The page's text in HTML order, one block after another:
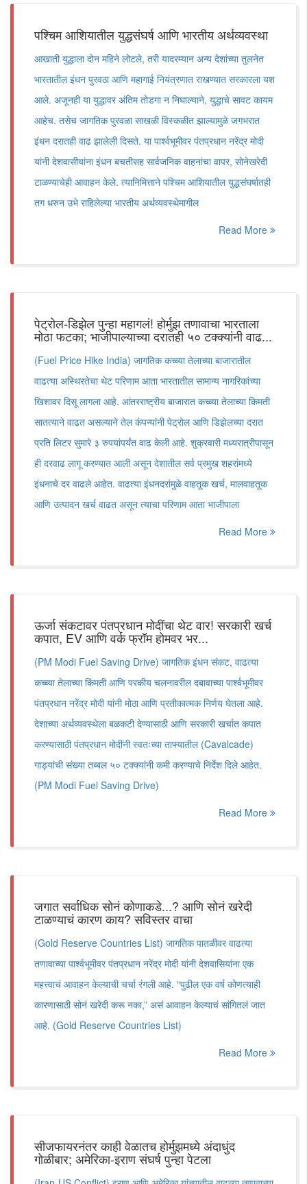
पश्चिम आशियातील युद्धसंघर्ष आणि भारतीय अर्थव्यवस्था
आखाती युद्धाला दोन महिने लोटले, तरी यादरम्यान अन्य देशांच्या तुलनेत
भारतातील इंधन पुरवठा आणि महागाई नियंत्रणात राखण्यात सरकारला यश
आले. अजूनही या युद्धावर अंतिम तोडगा न निघाल्याने, युद्धाचे सावट कायम
आहेच. तसेच जागतिक पुरवळा साखळी विस्कळीत झाल्यामुळे जगभरात
इंधन दरातही वाढ झालेली दिसते. या पार्श्वभूमीवर पंतप्रधान नरेंद्र मोदी
यांनी देशवासीयांना इंधन बचतीसह सार्वजनिक वाहनांचा वापर, सोनेखरेदी
टाळण्याचेही आवाहन केले. त्यानिमित्ताने पश्चिम आशियातील युद्धसंघर्षातही
तग धरुन उभे राहिलेल्या भारतीय अर्थव्यवस्थेमागील
Read More
पेट्रोल-डिझेल पुन्हा महागलं! होर्मुझ तणावाचा भारताला
मोठा फटका; भाजीपाल्याच्या दरातही ५० टक्क्यांनी वाढ...
(Fuel Price Hike India) जागतिक कच्च्या तेलाच्या बाजारातील
वाढत्या अस्थिरतेचा थेट परिणाम आता भारतातील सामान्य नागरिकांच्या
खिशावर दिसू लागला आहे. आंतरराष्ट्रीय बाजारात कच्च्या तेलाच्या किमती
सातत्याने वाढत असल्याने तेल कंपन्यांनी पेट्रोल आणि डिझेलच्या दरात
प्रति लिटर सुमारे ३ रुपयांपर्यंत वाढ केली आहे. शुक्रवारी मध्यरात्रीपासून
ही दरवाढ लागू करण्यात आली असून देशातील सर्व प्रमुख शहरांमध्ये
इंधनाचे दर वाढले आहेत. वाढत्या इंधनदरांमुळे वाहतूक खर्च, मालवाहतूक
आणि उत्पादन खर्च वाढत असून त्याचा परिणाम आता भाजीपाला
Read More
ऊर्जा संकटावर पंतप्रधान मोदींचा थेट वार! सरकारी खर्च
कपात, EV आणि वर्क फ्रॉम होमवर भर...
(PM Modi Fuel Saving Drive) जागतिक इंधन संकट, वाढत्या
कच्च्या तेलाच्या किंमती आणि परकीय चलनावरील दबावाच्या पार्श्वभूमीवर
पंतप्रधान नरेंद्र मोदी यांनी मोठा आणि प्रतीकात्मक निर्णय घेतला आहे.
देशाच्या अर्थव्यवस्थेला बळकटी देण्यासाठी आणि सरकारी खर्चात कपात
करण्यासाठी पंतप्रधान मोदींनी स्वतःच्या ताफ्यातील (Cavalcade)
गाड्यांची संख्या तब्बल ५० टक्क्यांनी कमी करण्याचे निर्देश दिले आहेत.
(PM Modi Fuel Saving Drive)
Read More
जगात सर्वाधिक सोनं कोणाकडे...? आणि सोनं खरेदी
टाळण्याचं कारण काय? सविस्तर वाचा
(Gold Reserve Countries List) जागतिक पातळीवर वाढत्या
तणावाच्या पार्श्वभूमीवर पंतप्रधान नरेंद्र मोदी यांनी देशवासियांना एक
महत्त्वाचं आवाहन केल्याची चर्चा रंगली आहे. “पुढील एक वर्ष कोणत्याही
कारणासाठी सोनं खरेदी करू नका,” असं आवाहन केल्याचं सांगितलं जात
आहे. (Gold Reserve Countries List)
Read More
सीजफायरनंतर काही वेळातच होर्मुझमध्ये अंदाधुंद
गोळीबार; अमेरिका-इराण संघर्ष पुन्हा पेटला